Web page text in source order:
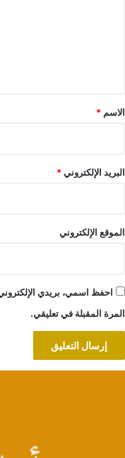
*
الاسم *
البريد الإلكتروني*
الموقع الإلكتروني
احفظ اسمي، بريدي
المرة المقبلة في تعليقي.